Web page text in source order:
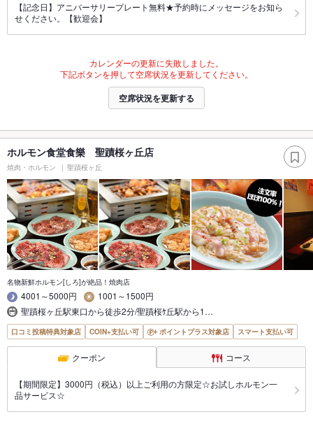
【記念日】アニバーサリープレート無料★予約時にメッセージをお知ら
せください。【歓迎会】
カレンダーの更新に失敗しました。
下記ボタンを押して空席状況を更新してください。
空席状況を更新する
ホルモン食堂食樂 聖蹟桜ヶ丘店
焼肉・ホルモン 聖蹟桜ヶ丘
名物新鮮ホルモン[しろ]が絶品！焼肉店
4001～5000円
1001～1500円
聖蹟桜ヶ丘駅東口から徒歩2分/聖蹟桜ｹ丘駅から1…
口コミ投稿特典対象店 COIN+支払い可 ポイントプラス対象店 スマート支払い可
クーポン コース
【期間限定】3000円（税込）以上ご利用の方限定☆お試しホルモン一
品サービス☆